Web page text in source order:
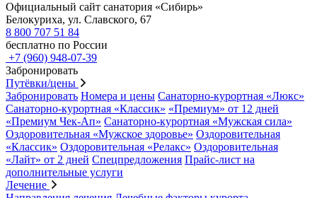
Официальный сайт санатория «Сибирь»
Белокуриха, ул. Славского, 67
8 800 707 51 84
бесплатно по России
+7 (960) 948-07-39
Забронировать
Путёвки/цены
Забронировать Номера и цены Санаторно-курортная «Люкс»
Санаторно-курортная «Классик» «Премиум» от 12 дней
«Премиум Чек-Ап» Санаторно-курортная «Мужская сила»
Оздоровительная «Мужское здоровье» Оздоровительная
«Классик» Оздоровительная «Релакс» Оздоровительная
«Лайт» от 2 дней Спецпредложения Прайс-лист на
дополнительные услуги
Лечение